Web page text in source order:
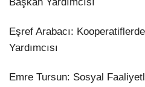
​Eşref Arabacı:
Yardımcısı
​Emre Tursun: Sosyal